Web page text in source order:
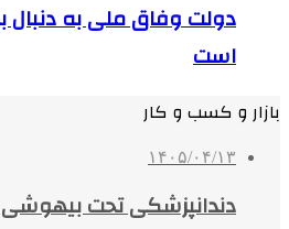
دولت وفاق ملی به دنبال
است
بازار و کسب و کار
۱۴۰۵/۰۴/۱۳
دندانپزشکی تحت بیهوشی